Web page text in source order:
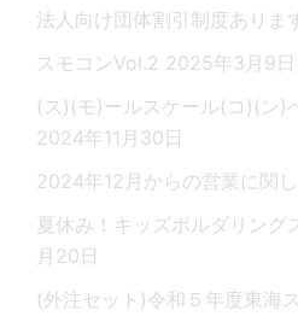
法人向け団体割引制度ありま
スモコンVol.2 2025年3月9日
(ス)(モ)ールスケール(コ)(ン)
2024年11月30日
2024年12月からの営業に関
夏休み！キッズボルダリング
月20日
(外注セット)令和５年度東海